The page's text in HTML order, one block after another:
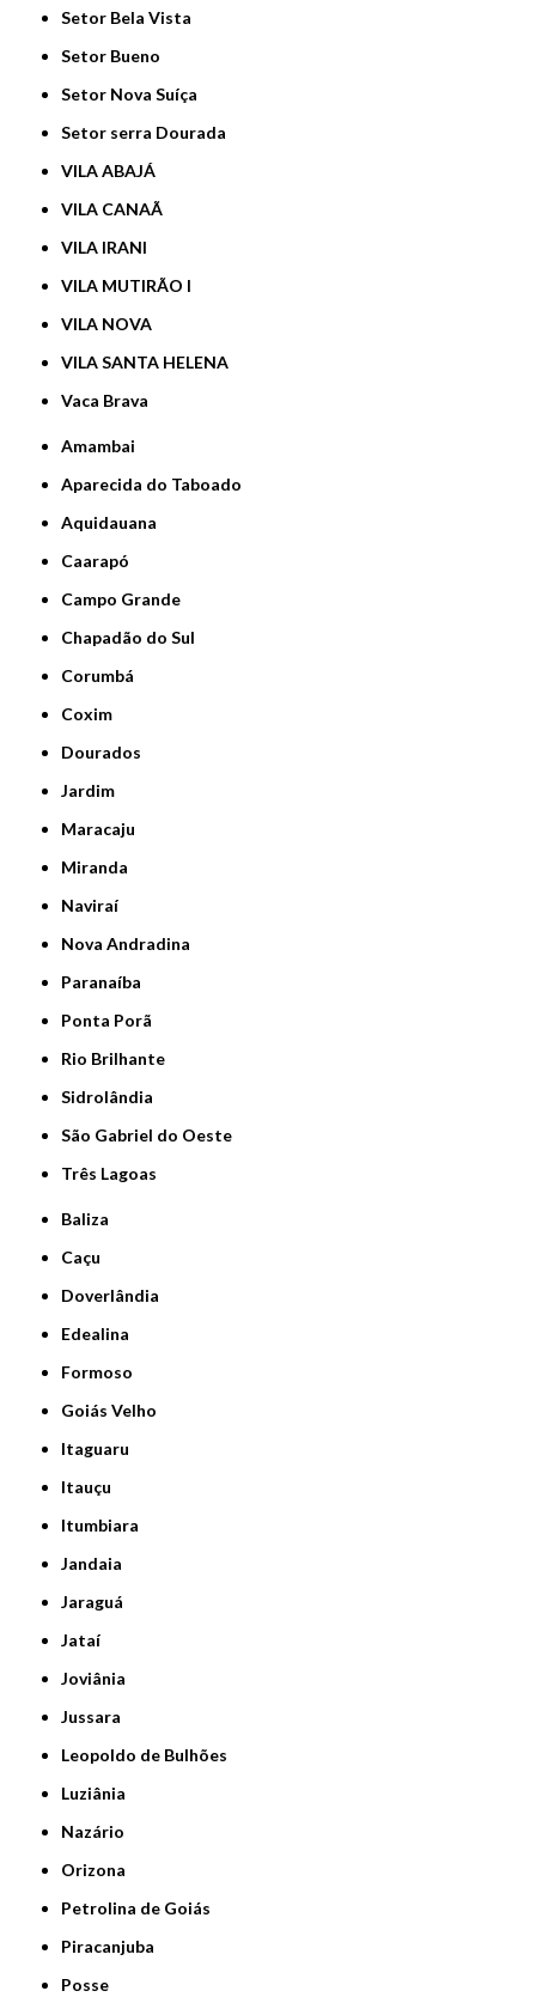
Setor Bela Vista
Setor Bueno
Setor Nova Suíça
Setor serra Dourada
VILA ABAJÁ
VILA CANAÃ
VILA IRANI
VILA MUTIRÃO I
VILA NOVA
VILA SANTA HELENA
Vaca Brava
Amambai
Aparecida do Taboado
Aquidauana
Caarapó
Campo Grande
Chapadão do Sul
Corumbá
Coxim
Dourados
Jardim
Maracaju
Miranda
Naviraí
Nova Andradina
Paranaíba
Ponta Porã
Rio Brilhante
Sidrolândia
São Gabriel do Oeste
Três Lagoas
Baliza
Caçu
Doverlândia
Edealina
Formoso
Goiás Velho
Itaguaru
Itauçu
Itumbiara
Jandaia
Jaraguá
Jataí
Joviânia
Jussara
Leopoldo de Bulhões
Luziânia
Nazário
Orizona
Petrolina de Goiás
Piracanjuba
Posse